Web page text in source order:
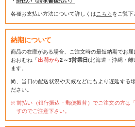
各種お支払い方法について詳しくは こちらをご覧下
納期について
商品の在庫がある場合、ご注文時の最短納期でお届
おおむね「出荷から2～3営業日(北海道・沖縄・
ます。
尚、当日の配送状況や天候などにもより遅延する
ださい。
前払い（銀行振込・郵便振替）でご注文の方は「
すのでご注意下さい。